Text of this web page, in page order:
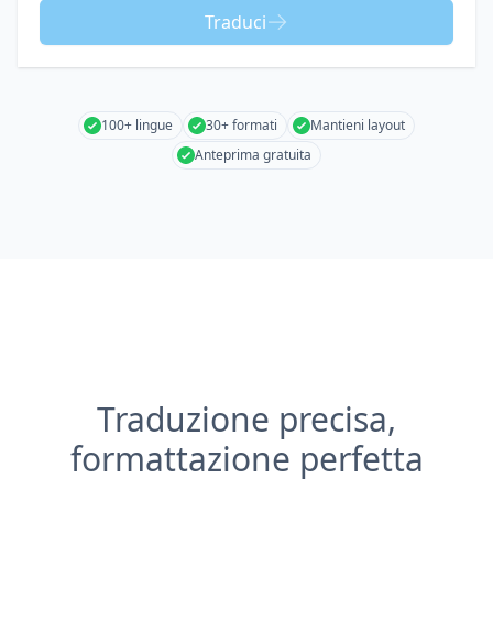
Traduci
100+ lingue 30+ formati
Mantieni layout
Anteprima gratuita
Traduzione precisa,
formattazione perfetta